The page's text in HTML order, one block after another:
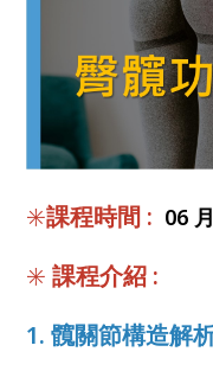
✳️課程時間 : 06
✳️ 課程介紹 :
1. 髖關節構造解